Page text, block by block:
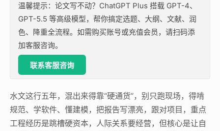
温馨提示：论文写不动？ChatGPT Plus 搭载 GPT-4、
GPT-5.5 等高级模型，帮你搞定选题、大纲、文献、润
色、降重全流程。如需购买账号或充值会员，请扫码添
加客服咨询。
联系客服咨询
水文这行五年，混出来得靠“硬通货”，别只跑现场，得啃
规范、学软件、懂建模，把报告写漂亮，跟对项目，重点
工程经历是跳槽硬资本，人际关系要经营，但核心是让自